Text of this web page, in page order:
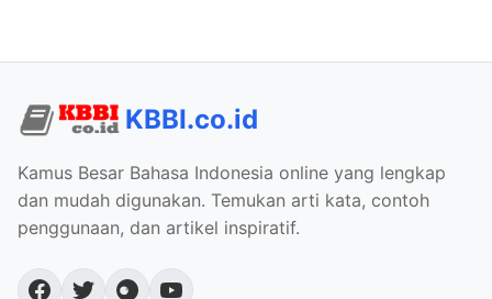
KBBI.co.id
Kamus Besar Bahasa Indonesia online yang lengkap
dan mudah digunakan. Temukan arti kata, contoh
penggunaan, dan artikel inspiratif.